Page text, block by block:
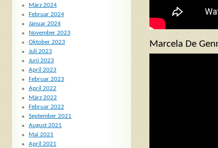
Marcela De
März 2024
Februar 2024
Januar 2024
November 2023
Oktober 2023
Juli 2023
Juni 2023
April 2023
Februar 2023
April 2022
März 2022
Februar 2022
September 2021
August 2021
Mai 2021
April 2021